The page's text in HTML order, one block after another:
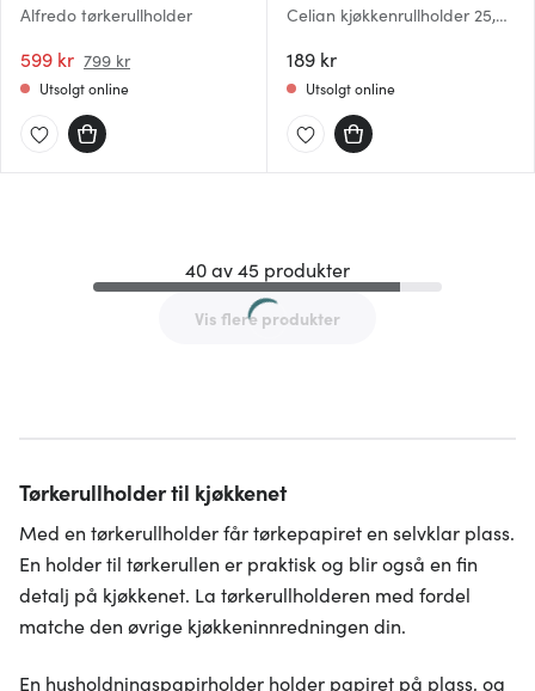
Alfredo tørkerullholder
599 kr 799 kr
Utsolgt online
Celian kjøkkenrullholder 25,5
189 kr
Utsolgt online
40 av 45 produkter
Vis flere produkter
Tørkerullholder til kjøkkenet
Med en tørkerullholder får tørkepapiret en selvklar plass.
En holder til tørkerullen er praktisk og blir også en fin
detalj på kjøkkenet. La tørkerullholderen med fordel
matche den øvrige kjøkkeninnredningen din.
En husholdningspapirholder holder papiret på plass, og